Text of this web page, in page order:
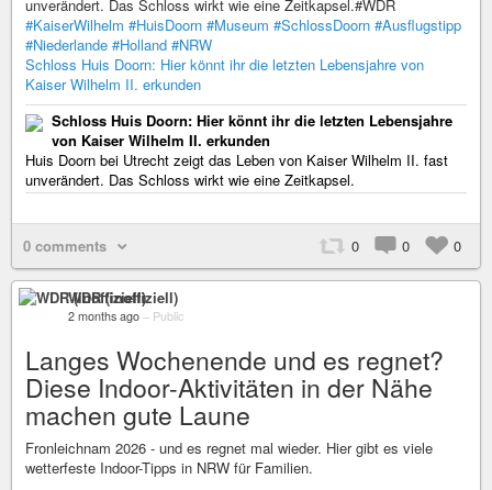
unverändert. Das Schloss wirkt wie eine Zeitkapsel.#WDR
#KaiserWilhelm #HuisDoorn #Museum #SchlossDoorn #Ausflugstipp
#Niederlande #Holland #NRW
Schloss Huis Doorn: Hier könnt ihr die letzten Lebensjahre von
Kaiser Wilhelm II. erkunden
Schloss Huis Doorn: Hier könnt ihr die letzten Lebensjahre
von Kaiser Wilhelm II. erkunden
Huis Doorn bei Utrecht zeigt das Leben von Kaiser Wilhelm II. fast
unverändert. Das Schloss wirkt wie eine Zeitkapsel.
0 comments 0 0 0
WDR (inoffiziell)
2 months ago – Public
Langes Wochenende und es regnet?
Diese Indoor-Aktivitäten in der Nähe
machen gute Laune
Fronleichnam 2026 - und es regnet mal wieder. Hier gibt es viele
wetterfeste Indoor-Tipps in NRW für Familien.